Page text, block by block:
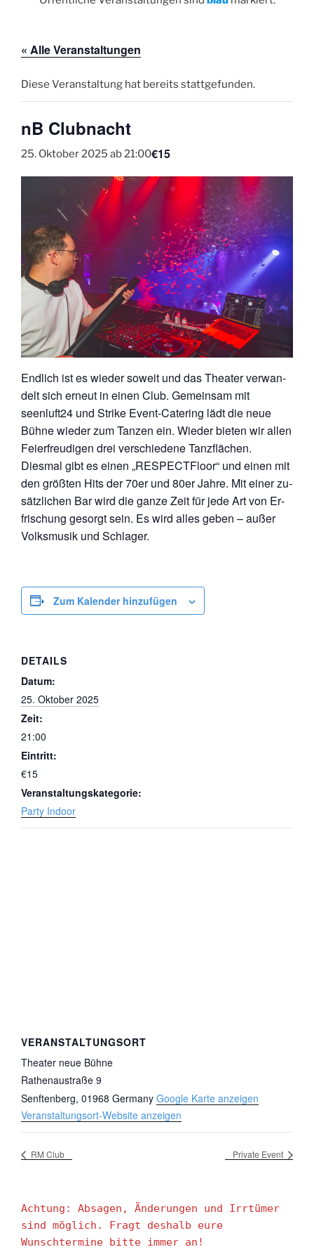
« Alle Veranstaltungen
Diese Veranstaltung hat bereits stattgefunden.
nB Clubnacht
25. Oktober 2025 ab 21:00€15
Endlich ist es wieder soweit und das Theater ver­wan­
delt sich erneut in einen Club. Gemeinsam mit
seenluft24 und Strike Event-Catering lädt die neue
Bühne wieder zum Tanzen ein. Wieder bieten wir allen
Fei­er­freu­di­gen drei ver­schie­de­ne Tanz­flä­chen.
Diesmal gibt es einen „RE­SPEC­T­Floor“ und einen mit
den größten Hits der 70er und 80er Jahre. Mit einer zu­
sätz­li­chen Bar wird die ganze Zeit für jede Art von Er­
fri­schung gesorgt sein. Es wird alles geben – außer
Volks­mu­sik und Schlager.
Zum Kalender hinzufügen
DETAILS
Datum:
25. Oktober 2025
Zeit:
21:00
Eintritt:
€15
Veranstaltungskategorie:
Party Indoor
VERANSTALTUNGSORT
Theater neue Bühne
Rathenaustraße 9
Senftenberg, 01968 Germany Google Karte anzeigen
Veranstaltungsort-Website anzeigen
RM Club Private Event
Achtung: Absagen, Änderungen und Irrtümer
sind möglich. Fragt deshalb eure
Wunschtermine bitte immer an!